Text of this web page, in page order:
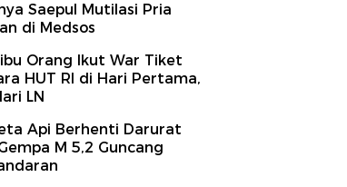
Saepul Mutilasi Pria
di Medsos
Orang Ikut War Tiket
HUT RI di Hari Pertama,
LN
Api Berhenti Darurat
M 5,2 Guncang